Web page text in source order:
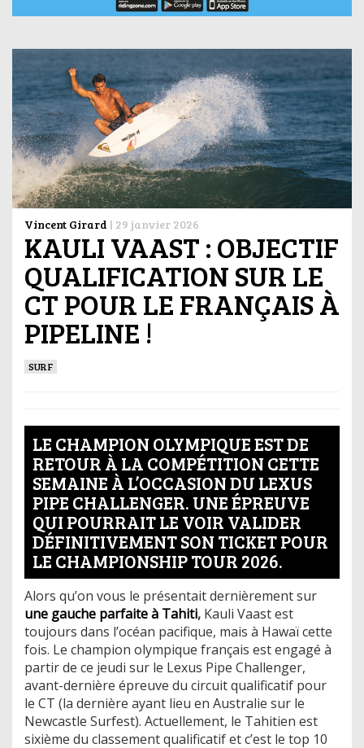
Vincent Girard | 29 janvier 2026
KAULI VAAST : OBJECTIF
QUALIFICATION SUR LE
CT POUR LE FRANÇAIS À
PIPELINE !
SURF
LE CHAMPION OLYMPIQUE EST DE
RETOUR À LA COMPÉTITION CETTE
SEMAINE À L’OCCASION DU LEXUS
PIPE CHALLENGER. UNE ÉPREUVE
QUI POURRAIT LE VOIR VALIDER
DÉFINITIVEMENT SON TICKET POUR
LE CHAMPIONSHIP TOUR 2026.
Alors qu’on vous le présentait dernièrement sur
une gauche parfaite à Tahiti, Kauli Vaast est
toujours dans l’océan pacifique, mais à Hawaï cette
fois. Le champion olympique français est engagé à
partir de ce jeudi sur le Lexus Pipe Challenger,
avant-dernière épreuve du circuit qualificatif pour
le CT (la dernière ayant lieu en Australie sur le
Newcastle Surfest). Actuellement, le Tahitien est
sixième du classement qualificatif et c’est le top 10